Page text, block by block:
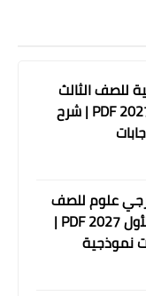
للصف الثالث
الإعدادي الترم الأول 2027 PDF | شرح
علوم للصف
الأول الإعدادي الترم الأول 2027 PDF |
نموذجية